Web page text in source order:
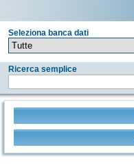
Seleziona banca dati
Ricerca semplice